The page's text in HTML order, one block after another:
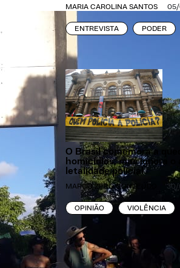
MARIA CAROLINA SANTOS
ENTREVISTA PODER
O Brasil comemora a
homicídios, mas ignora o
letalidade policial
MARCO ZERO CONTEÚDO 30/
OPINIÃO VIOLÊNCIA